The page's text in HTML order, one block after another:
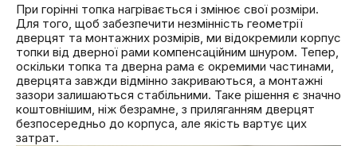
При горінні топка нагрівається і змінює свої розміри.
Для того, щоб забезпечити незмінність геометрії
дверцят та монтажних розмірів, ми відокремили корпус
топки від дверної рами компенсаційним шнуром. Тепер,
оскільки топка та дверна рама є окремими частинами,
дверцята завжди відмінно закриваються, а монтажні
зазори залишаються стабільними. Таке рішення є значно
коштовнішим, ніж безрамне, з приляганням дверцят
безпосередньо до корпуса, але якість вартує цих
затрат.